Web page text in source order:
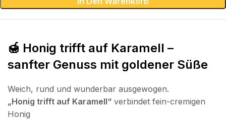
🍯 Honig trifft auf Karamell –
sanfter Genuss mit goldener Süße
Weich, rund und wunderbar ausgewogen.
„Honig trifft auf Karamell“ verbindet fein-cremigen
Honig